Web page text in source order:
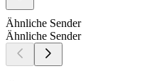
Ähnliche Sender
Ähnliche Sender